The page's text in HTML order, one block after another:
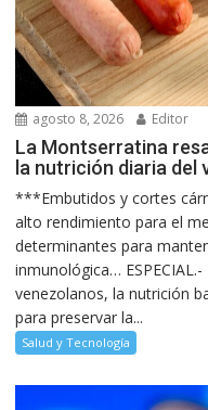
agosto 8, 2026 Editor
La Montserratina
la nutrición diaria del
***Embutidos y cortes
alto rendimiento para el
determinantes para
inmunológica…
venezolanos, la nutrición
para preservar la...
Salud y Tecnología